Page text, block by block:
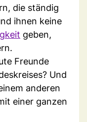
die ständig
ihnen keine
geben,
Freunde
Und
anderen
einer ganzen